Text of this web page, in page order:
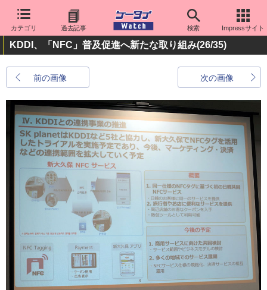
カテゴリ 過去記事 検索 Impressサイト
KDDI、「NFC」普及促進へ新たな取り組み(26/35)
前の画像 次の画像